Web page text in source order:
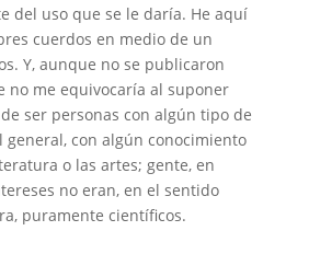
del uso que se le daría. He aquí
cuerdos en medio de un
Y, aunque no se publicaron
no me equivocaría al suponer
ser personas con algún tipo de
con algún conocimiento
o las artes; gente, en
no eran, en el sentido
puramente científicos.